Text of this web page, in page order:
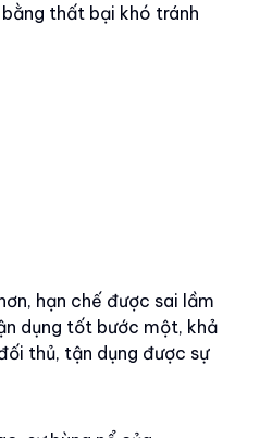
thất bại khó tránh
hạn chế được sai lầm
dụng tốt bước một, khả
thủ, tận dụng được sự